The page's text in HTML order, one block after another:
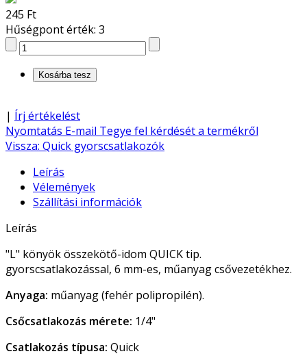
245 Ft
Hűségpont érték: 3
| Írj értékelést
Nyomtatás E-mail Tegye fel kérdését a termékről
Vissza: Quick gyorscsatlakozók
Leírás
Vélemények
Szállítási információk
Leírás
"L" könyök összekötő-idom QUICK tip.
gyorscsatlakozással, 6 mm-es, műanyag csővezetékhez.
Anyaga: műanyag (fehér polipropilén).
Csőcsatlakozás mérete: 1/4"
Csatlakozás típusa: Quick